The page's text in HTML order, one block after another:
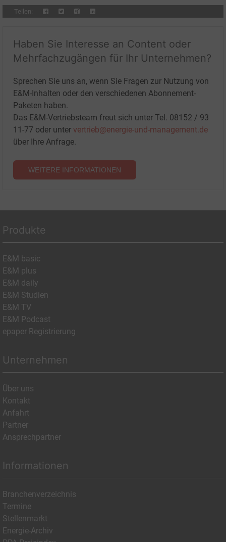
Teilen:
Haben Sie Interesse an Content oder
Mehrfachzugängen für Ihr Unternehmen?
Sprechen Sie uns an, wenn Sie Fragen zur Nutzung von
E&M-Inhalten oder den verschiedenen Abonnement-
Paketen haben.
Das E&M-Vertriebsteam freut sich unter Tel. 08152 / 93
11-77 oder unter vertrieb@energie-und-management.de
über Ihre Anfrage.
WEITERE INFORMATIONEN
Produkte
E&M basic
E&M plus
E&M daily
E&M Studien
E&M TV
E&M Podcast
epaper Registrierung
Unternehmen
Über uns
Kontakt
Anfahrt
Partner
Ansprechpartner
Informationen
Branchenverzeichnis
Termine
Stellenmarkt
Energie-Archiv